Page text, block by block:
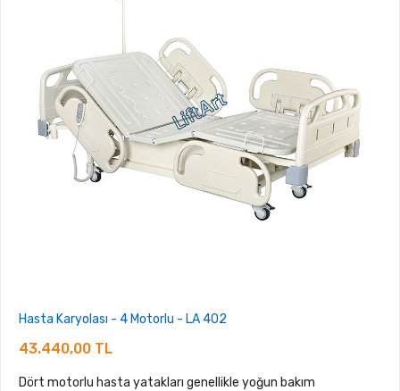
Hasta Karyolası - 4 Motorlu - LA 402
43.440,00 TL
Dört motorlu hasta yatakları genellikle yoğun bakım